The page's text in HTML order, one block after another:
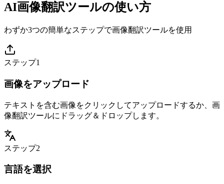
AI画像翻訳ツールの使い方
わずか3つの簡単なステップで画像翻訳ツールを使用
ステップ1
画像をアップロード
テキストを含む画像をクリックしてアップロードするか、画
像翻訳ツールにドラッグ＆ドロップします。
ステップ2
言語を選択